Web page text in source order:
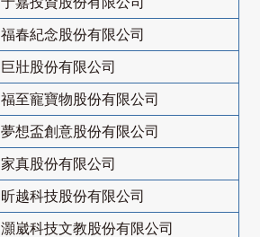
福春紀念股份有限公司
巨壯股份有限公司
福至寵寶物股份有限公司
夢想盃創意股份有限公司
家真股份有限公司
昕越科技股份有限公司
灝崴科技文教股份有限公司